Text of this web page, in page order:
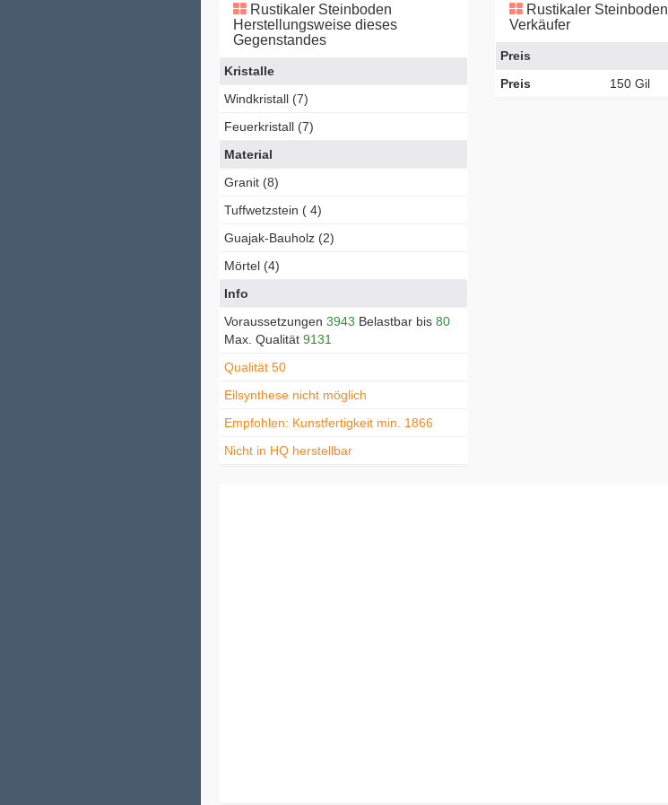
Rustikaler Steinboden
Herstellungsweise dieses
Gegenstandes
Kristalle
Windkristall (7)
Feuerkristall (7)
Material
Granit (8)
Tuffwetzstein ( 4)
Guajak-Bauholz (2)
Mörtel (4)
Info
Voraussetzungen 3943 Belastbar bis 80
Max. Qualität 9131
Qualität 50
Eilsynthese nicht möglich
Empfohlen: Kunstfertigkeit min. 1866
Nicht in HQ herstellbar
Rustikaler Steinboden
Verkäufer
Preis
Preis
150 Gil